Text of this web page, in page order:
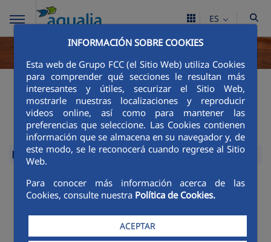
INFORMACIÓN SOBRE COOKIES
Esta web de Grupo FCC (el Sitio Web) utiliza Cookies
para comprender qué secciones le resultan más
interesantes y útiles, securizar el Sitio Web,
mostrarle nuestras localizaciones y reproducir
videos online, así como para mantener las
preferencias que seleccione. Las Cookies contienen
información que se almacena en su navegador y, de
este modo, se le reconocerá cuando regrese al Sitio
Web.
Para conocer más información acerca de las
Cookies, consulte nuestra Política de Cookies.
ACEPTAR
ES
Legislación y
normativas
Normativa
Expandir